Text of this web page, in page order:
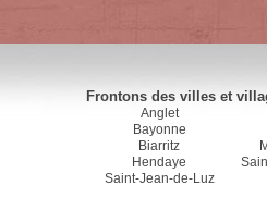
Frontons des villes et
Anglet
Bayonne
Biarritz
Hendaye
Saint-Jean-de-Luz